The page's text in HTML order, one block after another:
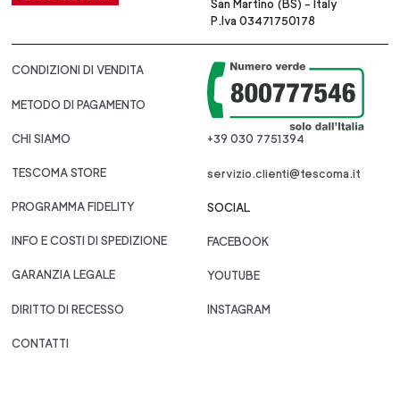
San Martino (BS) - Italy
P.Iva 03471750178
CONDIZIONI DI VENDITA
METODO DI PAGAMENTO
CHI SIAMO
TESCOMA STORE
PROGRAMMA FIDELITY
INFO E COSTI DI SPEDIZIONE
GARANZIA LEGALE
DIRITTO DI RECESSO
CONTATTI
+39 030 7751394
servizio.clienti@tescoma.it
SOCIAL
FACEBOOK
YOUTUBE
INSTAGRAM